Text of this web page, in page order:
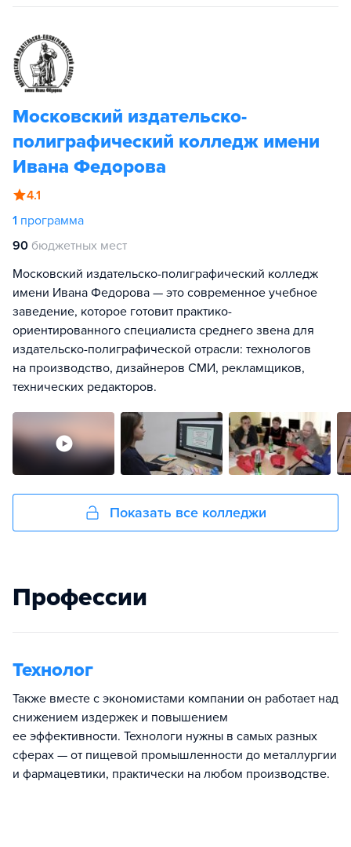
Московский издательско-
полиграфический колледж имени
Ивана Федорова
4.1
1 программа
90 бюджетных мест
Московский издательско-полиграфический колледж
имени Ивана Федорова — это современное учебное
заведение, которое готовит практико-
ориентированного специалиста среднего звена для
издательско-полиграфической отрасли: технологов
на производство, дизайнеров СМИ, рекламщиков,
технических редакторов.
Показать все колледжи
Профессии
Технолог
Также вместе с экономистами компании он работает над
снижением издержек и повышением
ее эффективности. Технологи нужны в самых разных
сферах — от пищевой промышленности до металлургии
и фармацевтики, практически на любом производстве.